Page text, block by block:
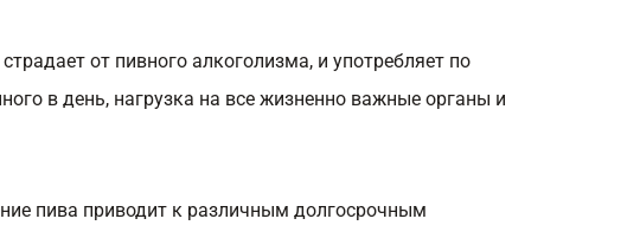
от пивного алкоголизма, и употребляет по
в день, нагрузка на все жизненно важные органы и
пива приводит к различным долгосрочным